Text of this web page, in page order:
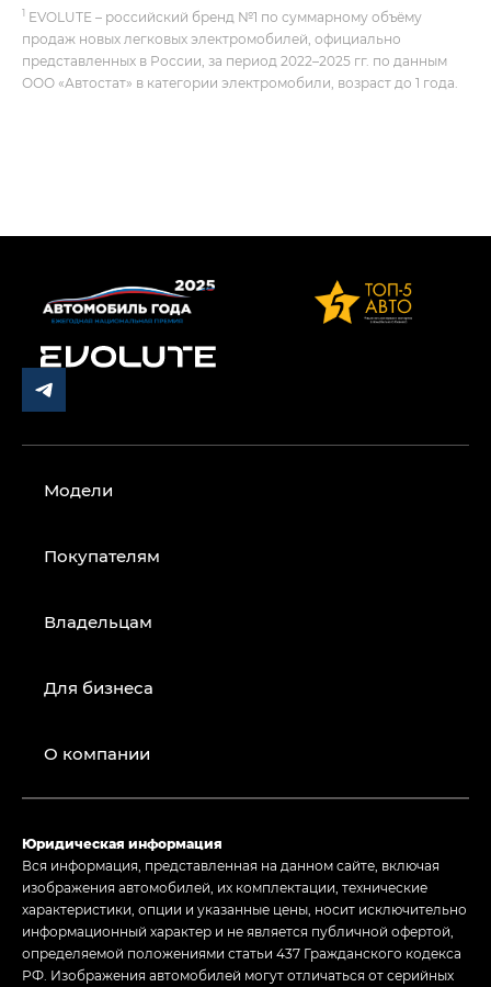
1 EVOLUTE – российский бренд №1 по суммарному объёму
продаж новых легковых электромобилей, официально
представленных в России, за период 2022–2025 гг. по данным
ООО «Автостат» в категории электромобили, возраст до 1 года.
Модели
Покупателям
Владельцам
Для бизнеса
О компании
Юридическая информация
Вся информация, представленная на данном сайте, включая
изображения автомобилей, их комплектации, технические
характеристики, опции и указанные цены, носит исключительно
информационный характер и не является публичной офертой,
определяемой положениями статьи 437 Гражданского кодекса
РФ. Изображения автомобилей могут отличаться от серийных